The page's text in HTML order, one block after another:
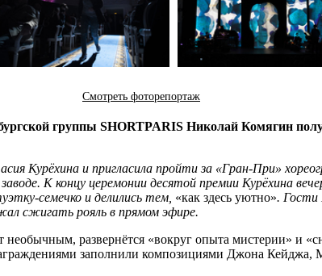
Смотреть фоторепортаж
группы SHORTPARIS Николай Комягин
Курёхина и пригласила пройти за «Гран-При»
К концу церемонии десятой премии Курёхина
семечко и делились тем, «как здесь уютно». Гости
сжигать рояль в прямом эфире.
развернётся «вокруг опыта мистерии» и
заполнили композициями Джона